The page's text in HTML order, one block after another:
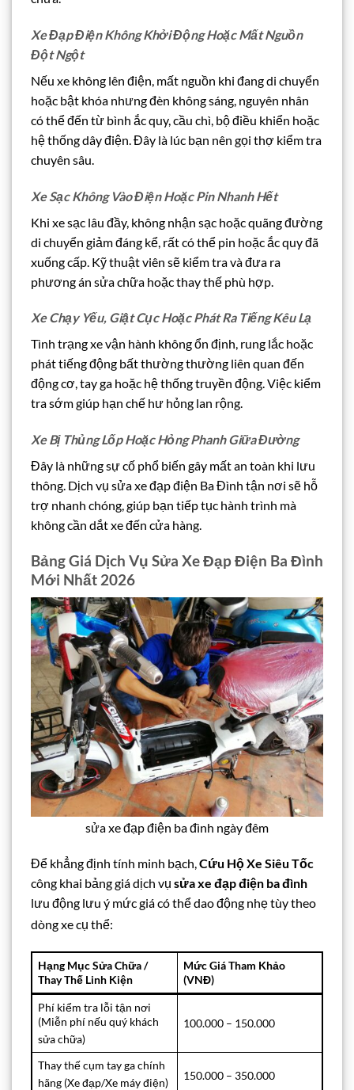
Xe Đạp Điện Không Khởi Động Hoặc Mất Nguồn
Đột Ngột
Nếu xe không lên điện, mất nguồn khi đang di chuyển
hoặc bật khóa nhưng đèn không sáng, nguyên nhân
có thể đến từ bình ắc quy, cầu chì, bộ điều khiển hoặc
hệ thống dây điện. Đây là lúc bạn nên gọi thợ kiểm tra
chuyên sâu.
Xe Sạc Không Vào Điện Hoặc Pin Nhanh Hết
Khi xe sạc lâu đầy, không nhận sạc hoặc quãng đường
di chuyển giảm đáng kể, rất có thể pin hoặc ắc quy đã
xuống cấp. Kỹ thuật viên sẽ kiểm tra và đưa ra
phương án sửa chữa hoặc thay thế phù hợp.
Xe Chạy Yếu, Giật Cục Hoặc Phát Ra Tiếng Kêu Lạ
Tình trạng xe vận hành không ổn định, rung lắc hoặc
phát tiếng động bất thường thường liên quan đến
động cơ, tay ga hoặc hệ thống truyền động. Việc kiểm
tra sớm giúp hạn chế hư hỏng lan rộng.
Xe Bị Thủng Lốp Hoặc Hỏng Phanh Giữa Đường
Đây là những sự cố phổ biến gây mất an toàn khi lưu
thông. Dịch vụ sửa xe đạp điện Ba Đình tận nơi sẽ hỗ
trợ nhanh chóng, giúp bạn tiếp tục hành trình mà
không cần dắt xe đến cửa hàng.
Bảng Giá Dịch Vụ Sửa Xe Đạp Điện Ba Đình
Mới Nhất 2026
sửa xe đạp điện ba đình ngày đêm
Để khẳng định tính minh bạch,Cứu Hộ Xe Siêu Tốc
công khai bảng giá dịch vụ sửa xe đạp điện ba đình
lưu động lưu ý mức giá có thể dao động nhẹ tùy theo
dòng xe cụ thể:
Hạng Mục Sửa Chữa /
Thay Thế Linh Kiện
Mức Giá Tham Khảo
(VNĐ)
Phí kiểm tra lỗi tận nơi
(Miễn phí nếu quý khách
sửa chữa)
100.000 – 150.000
Thay thế cụm tay ga chính
hãng (Xe đạp/Xe máy điện)
150.000 – 350.000